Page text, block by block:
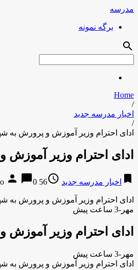
مدرسه
برگه نمونه
search
Home
/
اخبار مدرسه جدید
/
ادای احترام وزیر آموزش و پرورش به
ادای احترام وزیر
bookmark اخبار مدرسه جدید access_time
56 years ago
person chat_bubble0
ادای احترام وزیر آموزش و پرورش به
مهر-3 ساعت پیش
ادای احترام وزیر
مهر-3 ساعت پیش
ادای احترام وزیر آموزش و پرورش به